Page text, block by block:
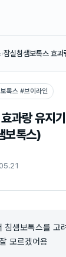
›잠실침샘보톡스 효
톡스 #브이라인
과랑 유지
보톡스)
침샘보톡스를 고
모르겠어용